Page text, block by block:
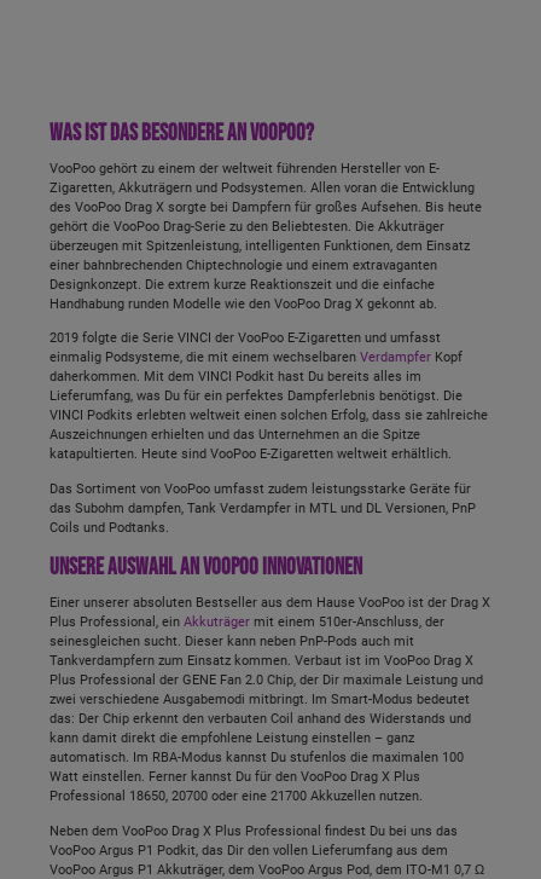
Was ist das Besondere an VooPoo?
VooPoo gehört zu einem der weltweit führenden Hersteller von E-
Zigaretten, Akkuträgern und Podsystemen. Allen voran die Entwicklung
des VooPoo Drag X sorgte bei Dampfern für großes Aufsehen. Bis heute
gehört die VooPoo Drag-Serie zu den Beliebtesten. Die Akkuträger
überzeugen mit Spitzenleistung, intelligenten Funktionen, dem Einsatz
einer bahnbrechenden Chiptechnologie und einem extravaganten
Designkonzept. Die extrem kurze Reaktionszeit und die einfache
Handhabung runden Modelle wie den VooPoo Drag X gekonnt ab.
2019 folgte die Serie VINCI der VooPoo E-Zigaretten und umfasst
einmalig Podsysteme, die mit einem wechselbaren Verdampfer Kopf
daherkommen. Mit dem VINCI Podkit hast Du bereits alles im
Lieferumfang, was Du für ein perfektes Dampferlebnis benötigst. Die
VINCI Podkits erlebten weltweit einen solchen Erfolg, dass sie zahlreiche
Auszeichnungen erhielten und das Unternehmen an die Spitze
katapultierten. Heute sind VooPoo E-Zigaretten weltweit erhältlich.
Das Sortiment von VooPoo umfasst zudem leistungsstarke Geräte für
das Subohm dampfen, Tank Verdampfer in MTL und DL Versionen, PnP
Coils und Podtanks.
Unsere Auswahl an VooPoo Innovationen
Einer unserer absoluten Bestseller aus dem Hause VooPoo ist der Drag X
Plus Professional, ein Akkuträger mit einem 510er-Anschluss, der
seinesgleichen sucht. Dieser kann neben PnP-Pods auch mit
Tankverdampfern zum Einsatz kommen. Verbaut ist im VooPoo Drag X
Plus Professional der GENE Fan 2.0 Chip, der Dir maximale Leistung und
zwei verschiedene Ausgabemodi mitbringt. Im Smart-Modus bedeutet
das: Der Chip erkennt den verbauten Coil anhand des Widerstands und
kann damit direkt die empfohlene Leistung einstellen – ganz
automatisch. Im RBA-Modus kannst Du stufenlos die maximalen 100
Watt einstellen. Ferner kannst Du für den VooPoo Drag X Plus
Professional 18650, 20700 oder eine 21700 Akkuzellen nutzen.
Neben dem VooPoo Drag X Plus Professional findest Du bei uns das
VooPoo Argus P1 Podkit, das Dir den vollen Lieferumfang aus dem
VooPoo Argus P1 Akkuträger, dem VooPoo Argus Pod, dem ITO-M1 0,7 Ω